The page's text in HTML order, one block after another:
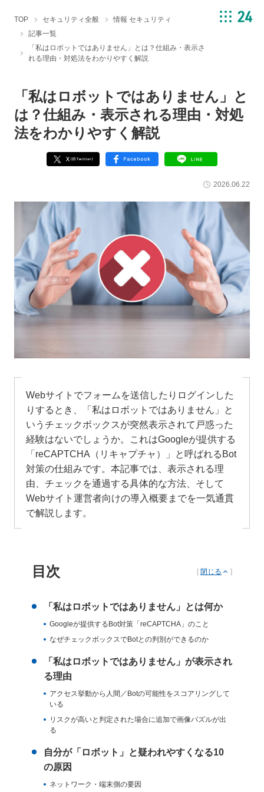
TOP セキュリティ全般
情報 セキュリティ
記事一覧
「私はロボットではありません」とは？仕組み・表示さ
れる理由・対処法をわかりやすく解説
「私はロボットではありません」と
は？仕組み・表示される理由・対処
法をわかりやすく解説
2026.06.22
Webサイトでフォームを送信したりログインした
りするとき、「私はロボットではありません」と
いうチェックボックスが突然表示されて戸惑った
経験はないでしょうか。これはGoogleが提供する
「reCAPTCHA（リキャプチャ）」と呼ばれるBot
対策の仕組みです。本記事では、表示される理
由、チェックを通過する具体的な方法、そして
Webサイト運営者向けの導入概要までを一気通貫
で解説します。
目次 [ 閉じる ]
「私はロボットではありません」とは何か
Googleが提供するBot対策「reCAPTCHA」のこと
なぜチェックボックスでBotとの判別ができるのか
「私はロボットではありません」が表示され
る理由
アクセス挙動から人間／Botの可能性をスコアリングして
いる
リスクが高いと判定された場合に追加で画像パズルが出
る
自分が「ロボット」と疑われやすくなる10
の原因
ネットワーク・端末側の要因